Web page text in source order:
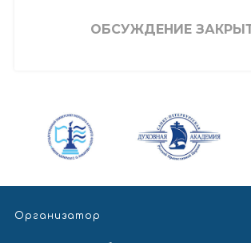
ОБСУЖДЕНИЕ
Организатор